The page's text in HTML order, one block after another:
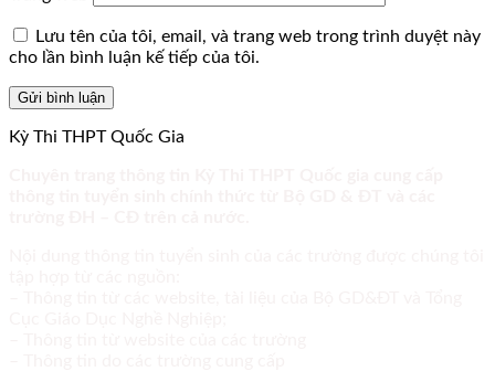
Lưu tên của tôi, email, và trang web trong trình duyệt này
cho lần bình luận kế tiếp của tôi.
Kỳ Thi THPT Quốc Gia